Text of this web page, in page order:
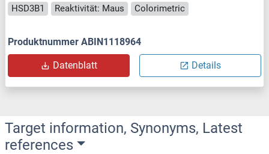
HSD3B1 Reaktivität: Maus Colorimetric
Produktnummer ABIN1118964
Datenblatt Details
Target information, Synonyms, Latest
references